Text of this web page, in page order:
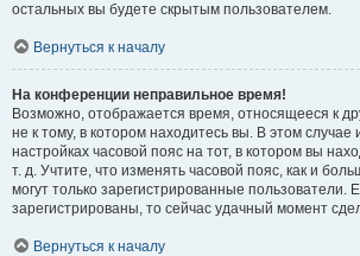
остальных вы будете скрытым пользователем.
Вернуться к началу
На конференции неправильное время!
Возможно, отображается время, относящееся к
не к тому, в котором находитесь вы. В этом
настройках часовой пояс на тот, в котором вы
т. д. Учтите, что изменять часовой пояс, как и
могут только зарегистрированные пользователи.
зарегистрированы, то сейчас удачный момент
Вернуться к началу